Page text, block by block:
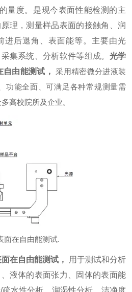
量度。是现今表面性能检测的主
理，测量样品表面的接触角、润
进后退角、表面能等。主要由光
集系统、分析软件等组成。 光学
自由能测试 ，
采用精密微分进液装
功能全面、可满足各种常规测量需
高校院所及企业。
.
在自由能测试 ，
用于测试和分析
液体的表面张力、固体的表面能